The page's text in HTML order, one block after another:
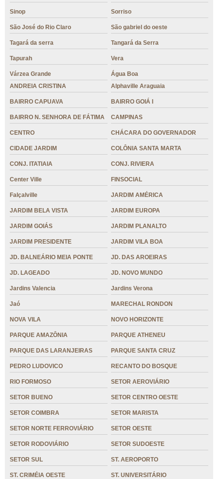
Sinop Sorriso
São José do Rio Claro São gabriel do oeste
Tagará da serra Tangará da Serra
Tapurah Vera
Várzea Grande
Água Boa
ANDREIA CRISTINA
Alphaville Araguaia
BAIRRO CAPUAVA BAIRRO GOIÁ I
BAIRRO N. SENHORA DE FÁTIMA CAMPINAS
CENTRO CHÁCARA DO GOVERNADOR
CIDADE JARDIM COLÔNIA SANTA MARTA
CONJ. ITATIAIA CONJ. RIVIERA
Center Ville FINSOCIAL
Falçalville JARDIM AMÉRICA
JARDIM BELA VISTA JARDIM EUROPA
JARDIM GOIÁS JARDIM PLANALTO
JARDIM PRESIDENTE JARDIM VILA BOA
JD. BALNEÁRIO MEIA PONTE JD. DAS AROEIRAS
JD. LAGEADO JD. NOVO MUNDO
Jardins Valencia Jardins Verona
Jaó MARECHAL RONDON
NOVA VILA NOVO HORIZONTE
PARQUE AMAZÔNIA PARQUE ATHENEU
PARQUE DAS LARANJEIRAS PARQUE SANTA CRUZ
PEDRO LUDOVICO RECANTO DO BOSQUE
RIO FORMOSO SETOR AEROVIÁRIO
SETOR BUENO SETOR CENTRO OESTE
SETOR COIMBRA SETOR MARISTA
SETOR NORTE FERROVIÁRIO SETOR OESTE
SETOR RODOVIÁRIO SETOR SUDOESTE
SETOR SUL ST. AEROPORTO
ST. CRIMÉIA OESTE ST. UNIVERSITÁRIO